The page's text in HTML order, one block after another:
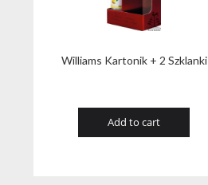
Williams Kartonik + 2 Szklanki
Add to cart